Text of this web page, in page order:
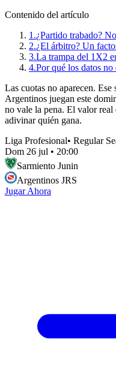
Contenido del artículo
1.¿Partido trabado?
2.¿El árbitro? Un
3.La trampa del 1X2
4.Por qué los datos no
Las cuotas no aparecen.
Argentinos juegan este
no vale la pena. El valor real
adivinar quién gana.
Liga Profesional• Regular
Dom 26 jul • 20:00
Sarmiento Junin
Argentinos JRS
Jugar Ahora